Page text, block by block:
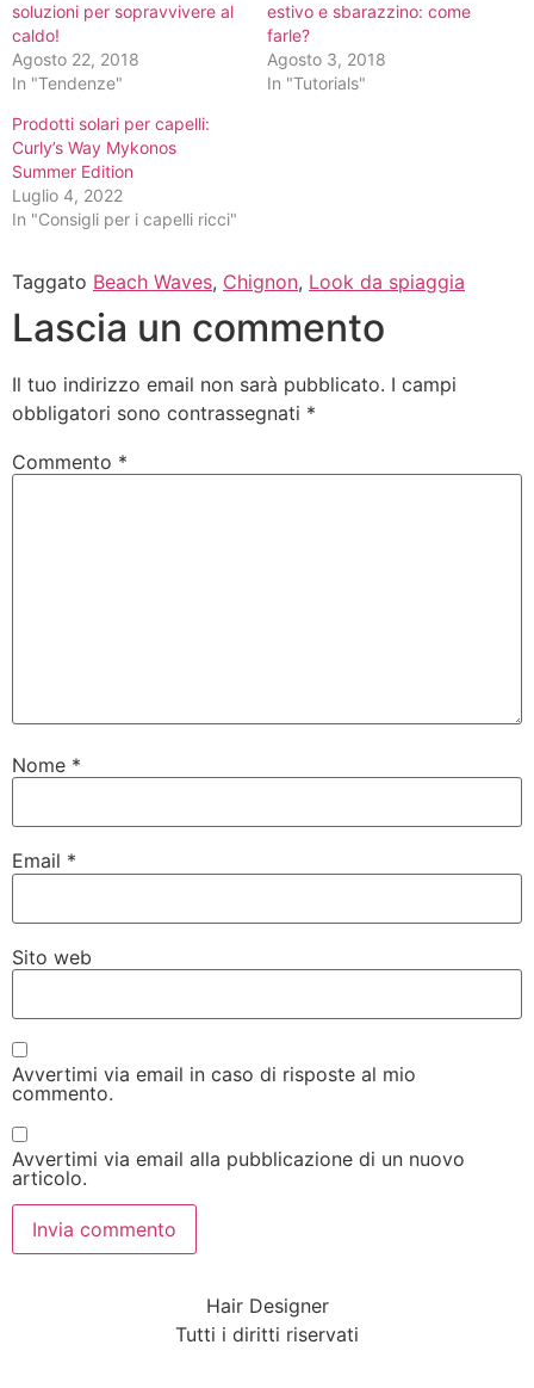
soluzioni per sopravvivere al
caldo!
Agosto 22, 2018
In "Tendenze"
estivo e sbarazzino: come
farle?
Agosto 3, 2018
In "Tutorials"
Prodotti solari per capelli:
Curly’s Way Mykonos
Summer Edition
Luglio 4, 2022
In "Consigli per i capelli ricci"
Taggato Beach Waves, Chignon, Look da spiaggia
Lascia un commento
Il tuo indirizzo email non sarà pubblicato. I campi
obbligatori sono contrassegnati *
Commento *
Nome *
Email *
Sito web
Avvertimi via email in caso di risposte al mio
commento.
Avvertimi via email alla pubblicazione di un nuovo
articolo.
Hair Designer
Tutti i diritti riservati